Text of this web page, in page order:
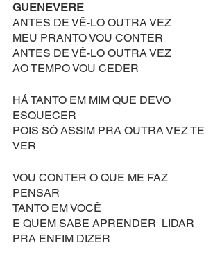
GUENEVERE
ANTES DE VÊ-LO OUTRA VEZ
MEU PRANTO VOU CONTER
ANTES DE VÊ-LO OUTRA VEZ
AO TEMPO VOU CEDER
HÁ TANTO EM MIM QUE DEVO
ESQUECER
POIS SÓ ASSIM PRA OUTRA VEZ TE
VER
VOU CONTER O QUE ME FAZ
PENSAR
TANTO EM VOCÊ
E QUEM SABE APRENDER  LIDAR
PRA ENFIM DIZER